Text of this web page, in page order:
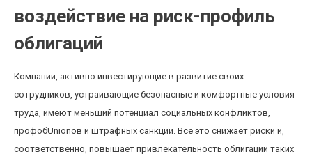
воздействие на риск-профиль
облигаций
Компании, активно инвестирующие в развитие своих
сотрудников, устраивающие безопасные и комфортные условия
труда, имеют меньший потенциал социальных конфликтов,
профобUnionов и штрафных санкций. Всё это снижает риски и,
соответственно, повышает привлекательность облигаций таких